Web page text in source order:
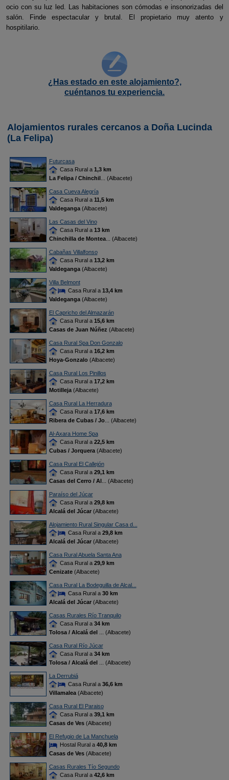
ocio con su luz led. Las habitaciones son cómodas e insonorizadas del
salón. Finde espectacular y brutal. El propietario muy atento y
hospitilario.
¿Has estado en este alojamiento?,
cuéntanos tu experiencia.
Alojamientos rurales cercanos a Doña Lucinda
(La Felipa)
Futurcasa
Casa Rural a 1,3 km
La Felipa / Chinchil... (Albacete)
Casa Cueva Alegría
Casa Rural a 11,5 km
Valdeganga(Albacete)
Las Casas del Vino
Casa Rural a 13 km
Chinchilla de Montea... (Albacete)
Cabañas Villalfonso
Casa Rural a 13,2 km
Valdeganga(Albacete)
Villa Belmont
Casa Rural a 13,4 km
Valdeganga(Albacete)
El Capricho del Almazarán
Casa Rural a 15,6 km
Casas de Juan Núñez (Albacete)
Casa Rural Spa Don Gonzalo
Casa Rural a 16,2 km
Hoya-Gonzalo(Albacete)
Casa Rural Los Pinillos
Casa Rural a 17,2 km
Motilleja(Albacete)
Casa Rural La Herradura
Casa Rural a 17,6 km
Ribera de Cubas / Jo... (Albacete)
Al-Axara Home Spa
Casa Rural a 22,5 km
Cubas / Jorquera(Albacete)
Casa Rural El Callejón
Casa Rural a 29,1 km
Casas del Cerro / Al... (Albacete)
Paraíso del Júcar
Casa Rural a 29,8 km
Alcalá del Júcar(Albacete)
Alojamiento Rural Singular Casa d...
Casa Rural a 29,8 km
Alcalá del Júcar(Albacete)
Casa Rural Abuela Santa Ana
Casa Rural a 29,9 km
Cenizate(Albacete)
Casa Rural La Bodeguilla de Alcal...
Casa Rural a 30 km
Alcalá del Júcar(Albacete)
Casas Rurales Río Tranquilo
Casa Rural a 34 km
Tolosa / Alcalá del
... (Albacete)
Casa Rural Río Júcar
Casa Rural a 34 km
Tolosa / Alcalá del
... (Albacete)
La Derrubiá
Casa Rural a 36,6 km
Villamalea(Albacete)
Casa Rural El Paraiso
Casa Rural a 39,1 km
Casas de Ves(Albacete)
El Refugio de La Manchuela
Hostal Rural a 40,8 km
Casas de Ves(Albacete)
Casas Rurales Tío Segundo
Casa Rural a 42,6 km